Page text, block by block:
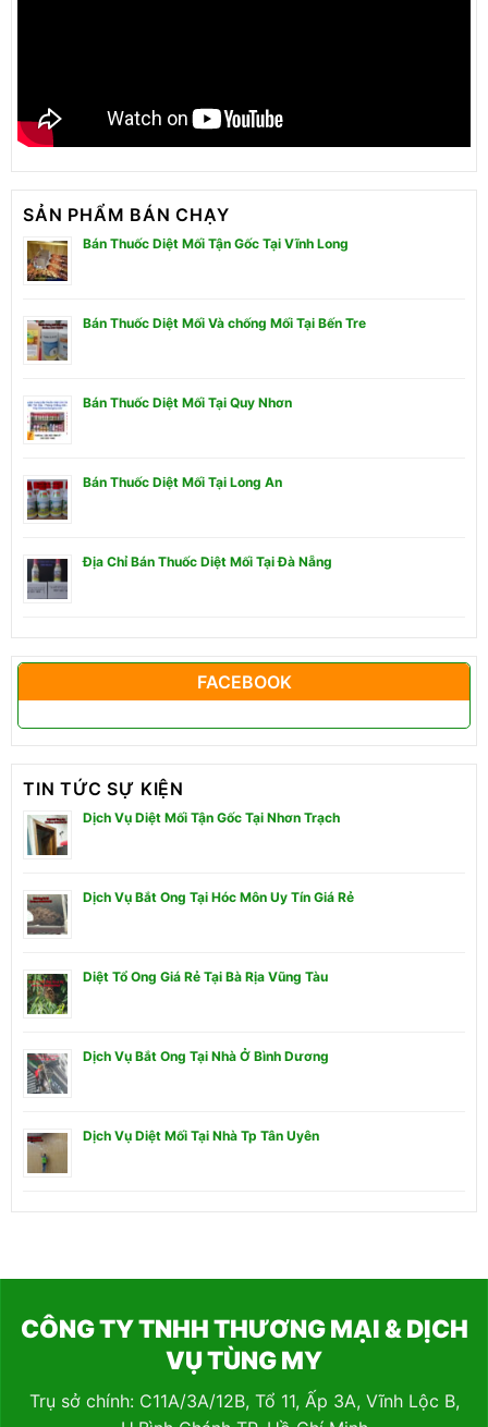
SẢN PHẨM BÁN CHẠY
Bán Thuốc Diệt Mối Tận Gốc Tại Vĩnh Long
Bán Thuốc Diệt Mối Và chống Mối Tại Bến Tre
Bán Thuốc Diệt Mối Tại Quy Nhơn
Bán Thuốc Diệt Mối Tại Long An
Địa Chỉ Bán Thuốc Diệt Mối Tại Đà Nẵng
FACEBOOK
TIN TỨC SỰ KIỆN
Dịch Vụ Diệt Mối Tận Gốc Tại Nhơn Trạch
Dịch Vụ Bắt Ong Tại Hóc Môn Uy Tín Giá Rẻ
Diệt Tổ Ong Giá Rẻ Tại Bà Rịa Vũng Tàu
Dịch Vụ Bắt Ong Tại Nhà Ở Bình Dương
Dịch Vụ Diệt Mối Tại Nhà Tp Tân Uyên
CÔNG TY TNHH THƯƠNG MẠI & DỊCH
VỤ TÙNG MY
Trụ sở chính: C11A/3A/12B, Tổ 11, Ấp 3A, Vĩnh Lộc B,